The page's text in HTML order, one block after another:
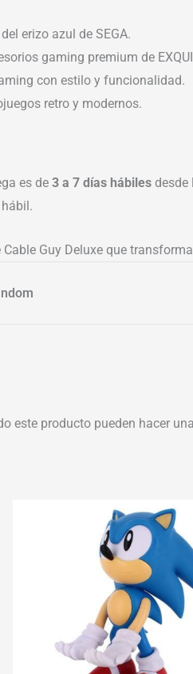
erizo azul de SEGA.
gaming premium de
con estilo y funcionalidad.
retro y modernos.
es de 3 a 7 días hábiles desde
Guy Deluxe que
este producto pueden hacer